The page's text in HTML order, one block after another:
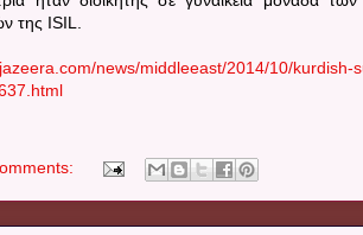
της ISIL.
news/middleeast/2014/10/kurdish-